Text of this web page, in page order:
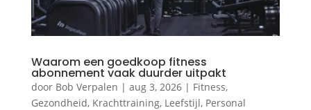
Waarom een goedkoop fitness
abonnement vaak duurder uitpakt
door Bob Verpalen | aug 3, 2026| Fitness,
Gezondheid, Krachttraining, Leefstijl, Personal